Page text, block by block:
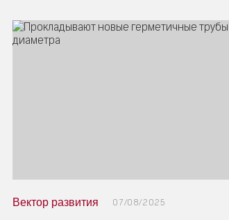
Вектор развития 07/08/2025